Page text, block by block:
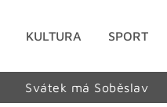
KULTURA SPORT
Svátek má Soběslav